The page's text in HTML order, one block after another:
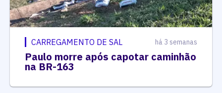
CARREGAMENTO DE SAL há 3 semanas
Paulo morre após capotar caminhão
na BR-163